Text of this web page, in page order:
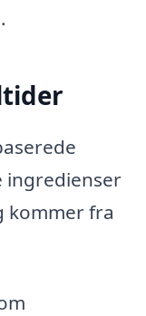
ingredienser
kommer fra